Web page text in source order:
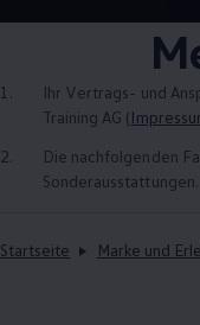
1.
Ihr Vertrags- und
Training AG (
2.
Die nachfolgenden
Sonderausstattungen.
Startseite Marke und